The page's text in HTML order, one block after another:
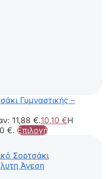
Γυμναστικής –
11,88 €.10,10 €Η
€. Επιλογή